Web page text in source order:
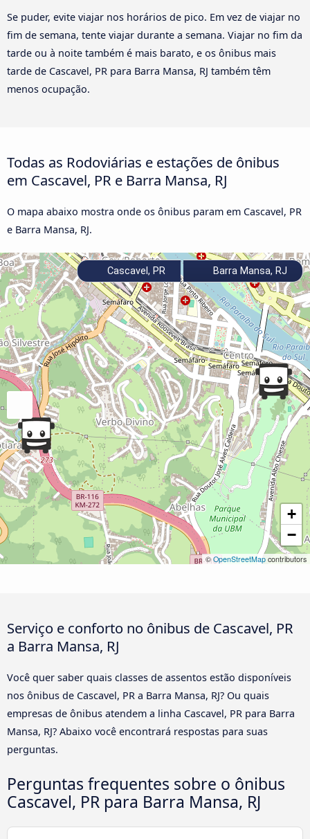
Se puder, evite viajar nos horários de pico. Em vez de viajar no
fim de semana, tente viajar durante a semana. Viajar no fim da
tarde ou à noite também é mais barato, e os ônibus mais
tarde de Cascavel, PR para Barra Mansa, RJ também têm
menos ocupação.
Todas as Rodoviárias e estações de ônibus
em Cascavel, PR e Barra Mansa, RJ
O mapa abaixo mostra onde os ônibus param em Cascavel, PR
e Barra Mansa, RJ.
+
−
©OpenStreetMap contributors
Cascavel, PR Barra Mansa, RJ
Serviço e conforto no ônibus de Cascavel, PR
a Barra Mansa, RJ
Você quer saber quais classes de assentos estão disponíveis
nos ônibus de Cascavel, PR a Barra Mansa, RJ? Ou quais
empresas de ônibus atendem a linha Cascavel, PR para Barra
Mansa, RJ? Abaixo você encontrará respostas para suas
perguntas.
Perguntas frequentes sobre o ônibus
Cascavel, PR para Barra Mansa, RJ